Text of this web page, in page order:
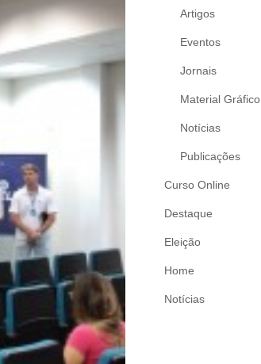
Artigos
Eventos
Jornais
Material Gráfico
Notícias
Publicações
Curso Online
Destaque
Eleição
Home
Notícias